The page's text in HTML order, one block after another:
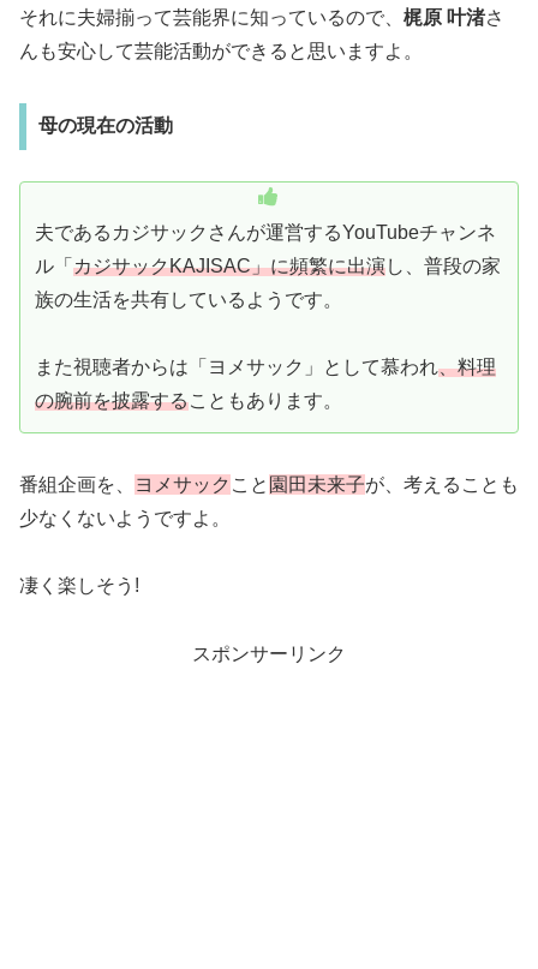
それに夫婦揃って芸能界に知っているので、 梶原 叶渚さ
んも安心して芸能活動ができると思いますよ。
母の現在の活動
夫であるカジサックさんが運営するYouTubeチャンネ
ル「 カジサックKAJISAC」に頻繁に出演し、普段の家
族の生活を共有しているようです。
また視聴者からは「ヨメサック」として慕われ、料理
の腕前を披露することもあります。
番組企画を、 ヨメサック こと 園田未来子が、考えることも
少なくないようですよ。
凄く楽しそう!
スポンサーリンク